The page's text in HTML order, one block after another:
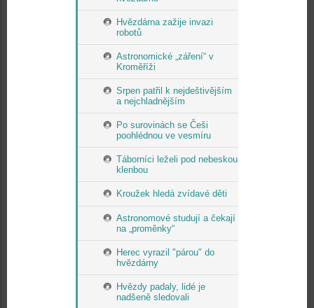
Hvězdárna zažije invazi
robotů
Astronomické „záření“ v
Kroměříži
Srpen patřil k nejdeštivějším
a nejchladnějším
Po surovinách se Češi
poohlédnou ve vesmíru
Táborníci leželi pod nebeskou
klenbou
Kroužek hledá zvídavé děti
Astronomové studují a čekají
na „proměnky“
Herec vyrazil "párou" do
hvězdárny
Hvězdy padaly, lidé je
nadšeně sledovali